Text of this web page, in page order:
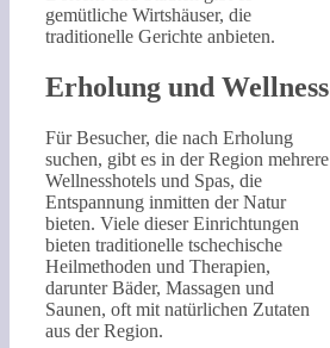
gemütliche Wirtshäuser, die
traditionelle Gerichte anbieten.
Erholung und Wellness
Für Besucher, die nach Erholung
suchen, gibt es in der Region mehrere
Wellnesshotels und Spas, die
Entspannung inmitten der Natur
bieten. Viele dieser Einrichtungen
bieten traditionelle tschechische
Heilmethoden und Therapien,
darunter Bäder, Massagen und
Saunen, oft mit natürlichen Zutaten
aus der Region.